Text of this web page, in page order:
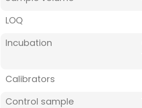
LOQ
Incubation
Calibrators
Control sample